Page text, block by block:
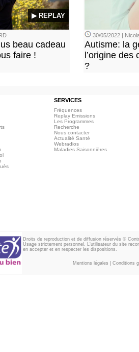
▶ REPLAY
beau cadeau
faire !
30/05/2022 |
Autisme: la
l’origine
?
SERVICES
Fréquences
Replay Emissions
Les Programmes
Recherche
Nous contacter
Actualité Santé
Webradios
Maladies Saisonnières
Droits de reproduction et de diffusion réservés ©
Usage strictement personnel. L'utilisateur du site
en accepter et en respecter les dispositions.
Mentions légales Conditions